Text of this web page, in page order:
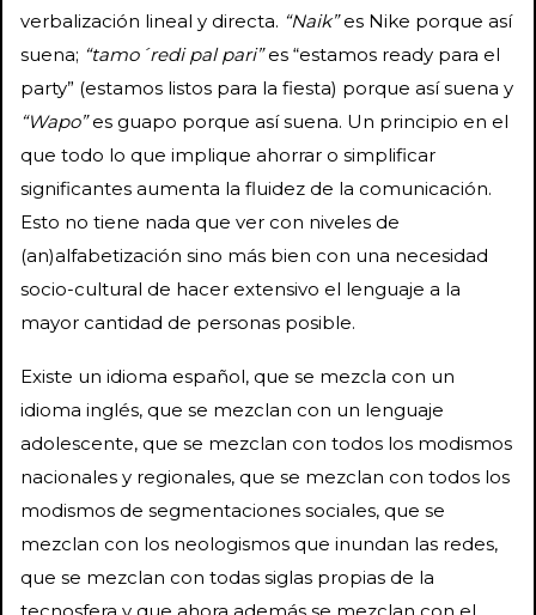
verbalización lineal y directa. “Naik”es Nike porque así
suena; “tamo´redi pal pari”es “estamos ready para el
party” (estamos listos para la fiesta) porque así suena y
“Wapo”es guapo porque así suena. Un principio en el
que todo lo que implique ahorrar o simplificar
significantes aumenta la fluidez de la comunicación.
Esto no tiene nada que ver con niveles de
(an)alfabetización sino más bien con una necesidad
socio-cultural de hacer extensivo el lenguaje a la
mayor cantidad de personas posible.
Existe un idioma español, que se mezcla con un
idioma inglés, que se mezclan con un lenguaje
adolescente, que se mezclan con todos los modismos
nacionales y regionales, que se mezclan con todos los
modismos de segmentaciones sociales, que se
mezclan con los neologismos que inundan las redes,
que se mezclan con todas siglas propias de la
tecnosfera y que ahora además se mezclan con el